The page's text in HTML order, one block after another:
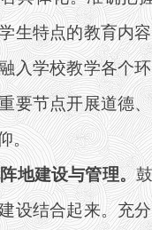
生特点的教育内
入学校教学各个
要节点开展道德
。
地建设与管理。
设结合起来。充